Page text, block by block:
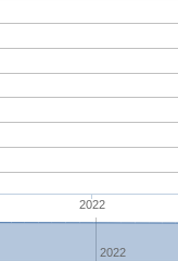
2022
2022